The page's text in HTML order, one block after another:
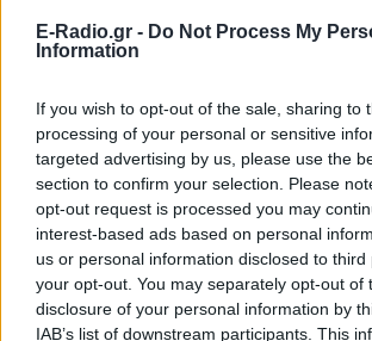
E-Radio.gr - Do Not Process My
Information
If you wish to opt-out of the sale, sharing to
processing of your personal or sensitive
targeted advertising by us, please use the
section to confirm your selection. Please
opt-out request is processed you may
interest-based ads based on personal
us or personal information disclosed to
your opt-out. You may separately opt-out of
disclosure of your personal information by
IAB’s list of downstream participants. This
Ακολουθήστε το E-Radio.gr και
ΔΙΑΦΗΜΙΣΗ